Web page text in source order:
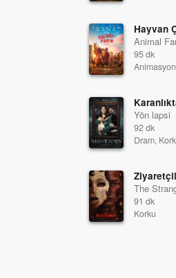
Hayvan
Animal
95 dk
Yön lapsi
92 dk
Dram,
The
91 dk
Korku